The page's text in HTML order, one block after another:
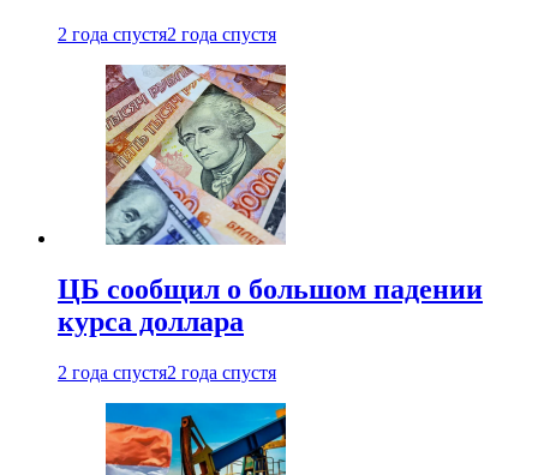
2 года спустя2 года спустя
ЦБ сообщил о большом падении
курса доллара
2 года спустя2 года спустя